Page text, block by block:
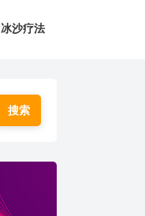
冰沙疗法
搜索